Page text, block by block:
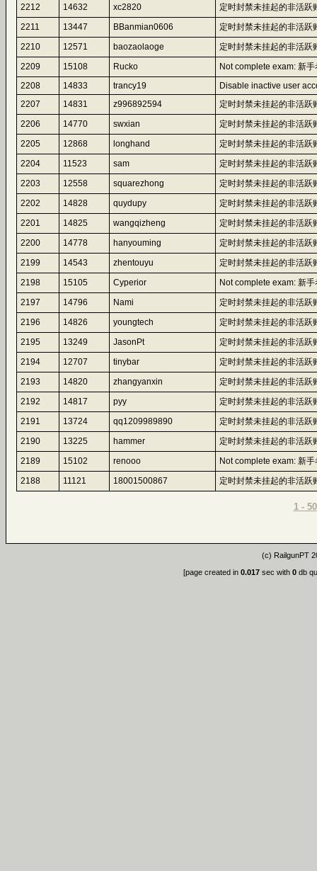
2212
14632 xc2820
定时封禁未挂起的非活跃
2211
13447 BBanmian0606
定时封禁未挂起的非活跃
2210
12571 baozaolaoge
定时封禁未挂起的非活跃
2209
15108 Rucko
Not complete exam: 新
2208
14833 trancy19
Disable inactive user
2207
14831 z996892594
定时封禁未挂起的非活跃
2206
14770 swxian
定时封禁未挂起的非活跃
2205
12868 longhand
定时封禁未挂起的非活跃
2204
11523 sam
定时封禁未挂起的非活跃
2203
12558 squarezhong
定时封禁未挂起的非活跃
2202
14828 quydupy
定时封禁未挂起的非活跃
2201
14825 wangqizheng
定时封禁未挂起的非活跃
2200
14778 hanyouming
定时封禁未挂起的非活跃
2199
14543 zhentouyu
定时封禁未挂起的非活跃
2198
15105 Cyperior
Not complete exam: 新
2197
14796 Nami
定时封禁未挂起的非活跃
2196
14826 youngtech
定时封禁未挂起的非活跃
2195
13249 JasonPt
定时封禁未挂起的非活跃
2194
12707 tinybar
定时封禁未挂起的非活跃
2193
14820 zhangyanxin
定时封禁未挂起的非活跃
2192
14817 pyy
定时封禁未挂起的非活跃
2191
13724 qq1209989890
定时封禁未挂起的非活跃
2190
13225 hammer
定时封禁未挂起的非活跃
2189
15102 renooo
Not complete exam: 新
2188
11121 18001500867 定时封禁未挂起的非活跃
1 - 50
(c) RailgunPT
[page created in 0.017 sec with 0db